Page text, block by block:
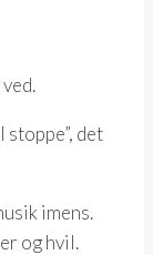
stoppe”, det
imens.
og hvil.